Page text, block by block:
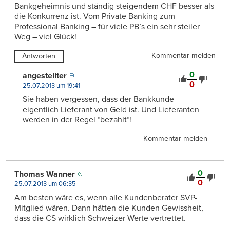
Bankgeheimnis und ständig steigendem CHF besser als
die Konkurrenz ist. Vom Private Banking zum
Professional Banking – für viele PB’s ein sehr steiler
Weg – viel Glück!
Antworten Kommentar melden
0
0
angestellter
25.07.2013 um 19:41
Sie haben vergessen, dass der Bankkunde
eigentlich Lieferant von Geld ist. Und Lieferanten
werden in der Regel *bezahlt*!
Kommentar melden
0
0
Thomas Wanner
25.07.2013 um 06:35
Am besten wäre es, wenn alle Kundenberater SVP-
Mitglied wären. Dann hätten die Kunden Gewissheit,
dass die CS wirklich Schweizer Werte vertrettet.